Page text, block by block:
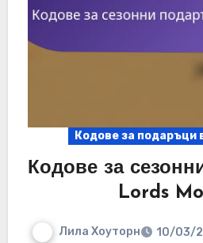
Кодове за подаръци
Кодове за
Lords
Лила Хоуторн 10/03/